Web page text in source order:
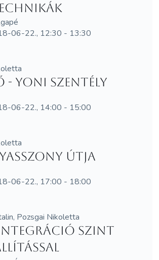
06-22., 12:30 - 13:30
- Yoni Szentély
06-22., 14:00 - 15:00
Útja
06-22., 17:00 - 18:00
Pozsgai Nikoletta
SzInT